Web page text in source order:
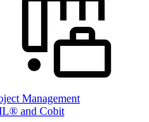
Management
and Cobit